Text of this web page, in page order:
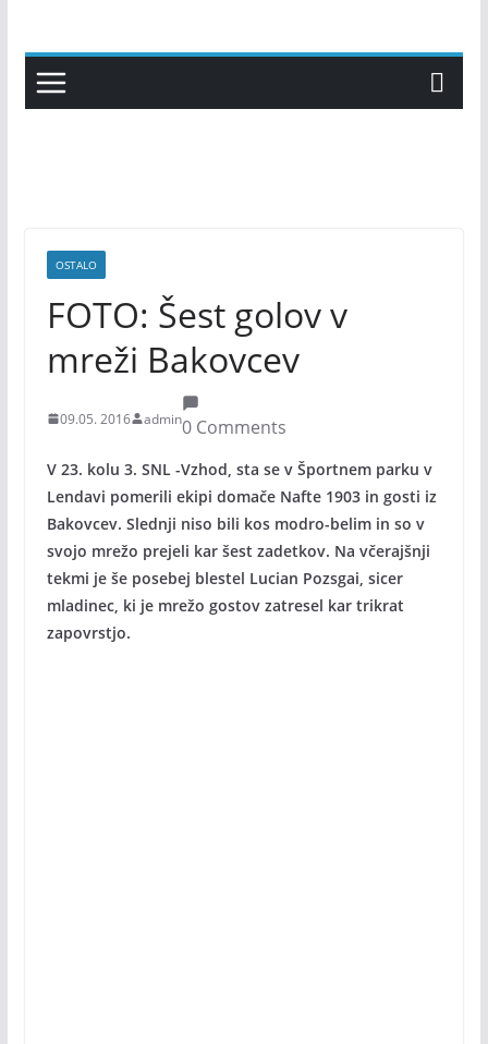
content
OSTALO
FOTO: Šest golov v
mreži Bakovcev
09.05. 2016 admin0 Comments
V 23. kolu 3. SNL -Vzhod, sta se v Športnem parku v
Lendavi pomerili ekipi domače Nafte 1903 in gosti iz
Bakovcev. Slednji niso bili kos modro-belim in so v
svojo mrežo prejeli kar šest zadetkov. Na včerajšnji
tekmi je še posebej blestel Lucian Pozsgai, sicer
mladinec, ki je mrežo gostov zatresel kar trikrat
zapovrstjo.